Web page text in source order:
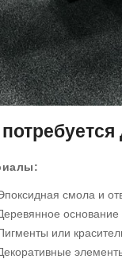
смола и
или